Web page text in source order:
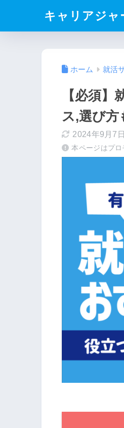
キャリアジャ
ホーム 就活
【必須
ス,選び方
2024年9月7日
本ページはプ